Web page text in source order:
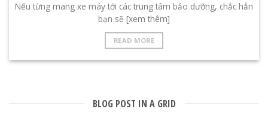
Nếu từng mang xe máy tới các trung tâm bảo dưỡng, chắc hẳn
bạn sẽ [xem thêm]
READ MORE
BLOG POST IN A GRID